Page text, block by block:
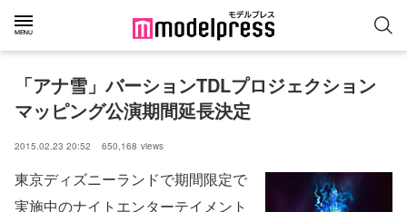
「アナ雪」バーションTDLプロジェクション
マッピング公演期間延長決定
2015.02.23 20:52 650,168 views
東京ディズニーランドで期間限定で
実施中のナイトエンターテイメント